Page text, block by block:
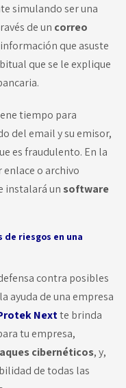
simulando ser una
de un correo
que asuste
que se le explique
tiempo para
del email y su emisor,
es fraudulento. En la
enlace o archivo
instalará un software
de riesgos en una
contra posibles
ayuda de una empresa
Nextte brinda
tu empresa,
cibernéticos, y,
de todas las